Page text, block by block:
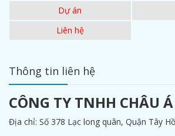
Dự án
Liên hệ
Thông tin liên hệ
CÔNG TY TNHH CHÂU
Địa chỉ: Số 378 Lạc long quân, Quận Tây